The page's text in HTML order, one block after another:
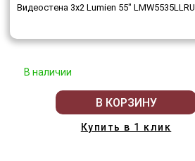
Видеостена 3x2 Lumien 55" LMW5535LLRU
В наличии
В КОРЗИНУ
Купить в 1 клик